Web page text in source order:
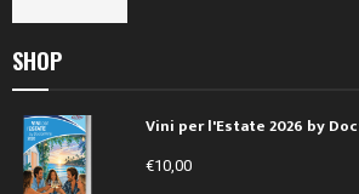
SHOP
Vini per l'Estate 2026 by
€10,00